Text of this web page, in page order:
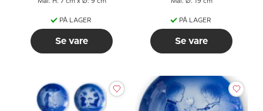
Mål: H: 7 cm x Ø: 9 cm
PÅ LAGER
Se vare
Mål: Ø: 19 cm
PÅ LAGER
Se vare